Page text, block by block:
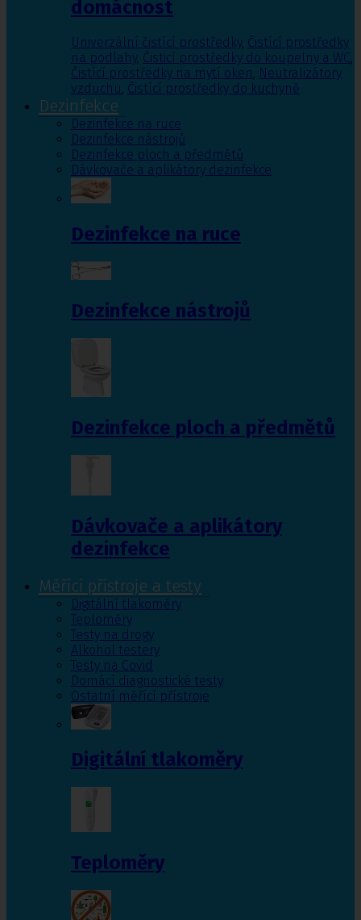
domácnost
Univerzální čistící prostředky, Čistící prostředky
na podlahy, Čisticí prostředky do koupelny a WC,
Čistící prostředky na mytí oken, Neutralizátory
vzduchu, Čistící prostředky do kuchyně
Dezinfekce
Dezinfekce na ruce
Dezinfekce nástrojů
Dezinfekce ploch a předmětů
Dávkovače a aplikátory dezinfekce
Dezinfekce na ruce
Dezinfekce nástrojů
Dezinfekce ploch a předmětů
Dávkovače a aplikátory
dezinfekce
Měřící přístroje a testy
Digitální tlakoměry
Teploměry
Testy na drogy
Alkohol testery
Testy na Covid
Domácí diagnostické testy
Ostatní měřící přístroje
Digitální tlakoměry
Teploměry